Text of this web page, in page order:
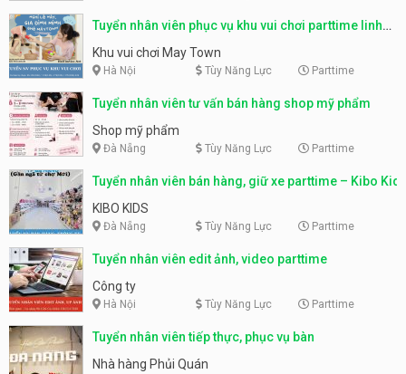
Tuyển nhân viên phục vụ khu vui chơi parttime linh
động
Khu vui chơi May Town
Hà Nội Tùy Năng Lực Parttime
Tuyển nhân viên tư vấn bán hàng shop mỹ phẩm
Shop mỹ phẩm
Đà Nẵng Tùy Năng Lực Parttime
Tuyển nhân viên bán hàng, giữ xe parttime – Kibo Kid
KIBO KIDS
Đà Nẵng Tùy Năng Lực Parttime
Tuyển nhân viên edit ảnh, video parttime
Công ty
Hà Nội Tùy Năng Lực Parttime
Tuyển nhân viên tiếp thực, phục vụ bàn
Nhà hàng Phủi Quán